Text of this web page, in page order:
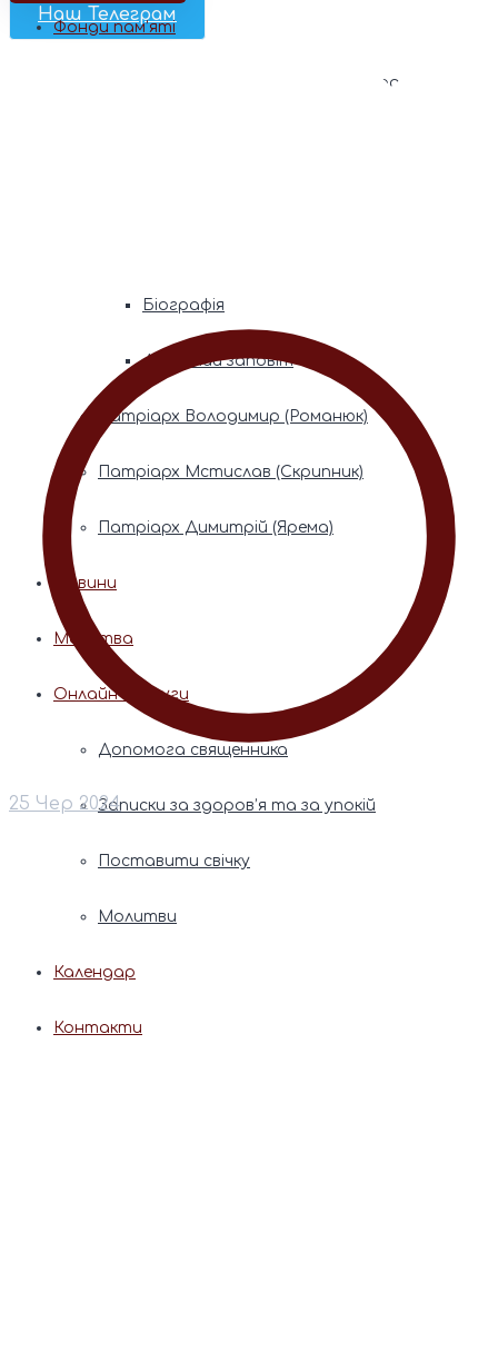
Наш Телеграм
Фонди пам’яті
Митрополита Володимира (Сабодана)
Біографія
Духовний заповіт
Патріарх Володимир (Романюк)
Патріарх Мстислав (Скрипник)
Патріарх Димитрій (Ярема)
Новини
Молитва
Онлайн послуги
Допомога священника
Записки за здоров’я та за упокій
Поставити свічку
Молитви
Календар
Контакти
25 Чер 2024